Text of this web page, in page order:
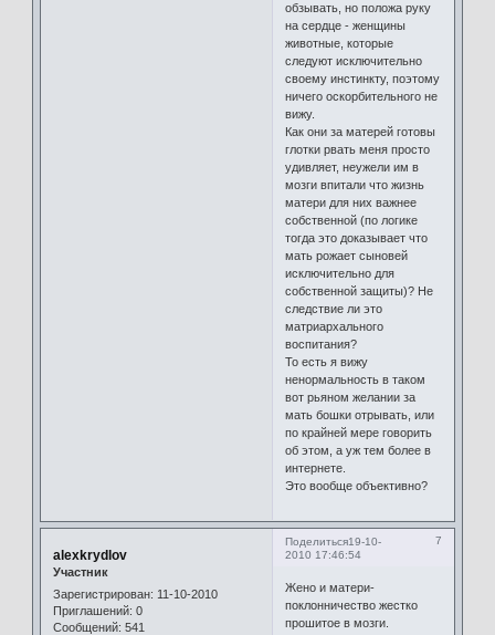
обзывать, но положа руку
на сердце - женщины
животные, которые
следуют исключительно
своему инстинкту, поэтому
ничего оскорбительного не
вижу.
Как они за матерей готовы
глотки рвать меня просто
удивляет, неужели им в
мозги впитали что жизнь
матери для них важнее
собственной (по логике
тогда это доказывает что
мать рожает сыновей
исключительно для
собственной защиты)? Не
следствие ли это
матриархального
воспитания?
То есть я вижу
ненормальность в таком
вот рьяном желании за
мать бошки отрывать, или
по крайней мере говорить
об этом, а уж тем более в
интернете.
Это вообще объективно?
Поделиться 7
19-10-
2010 17:46:54
alexkrydlov
Участник
Зарегистрирован: 11-10-2010
Приглашений: 0
Сообщений: 541
Жено и матери-
поклонничество жестко
прошитое в мозги.